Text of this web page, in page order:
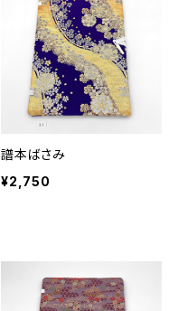
譜本ばさみ
¥2,750